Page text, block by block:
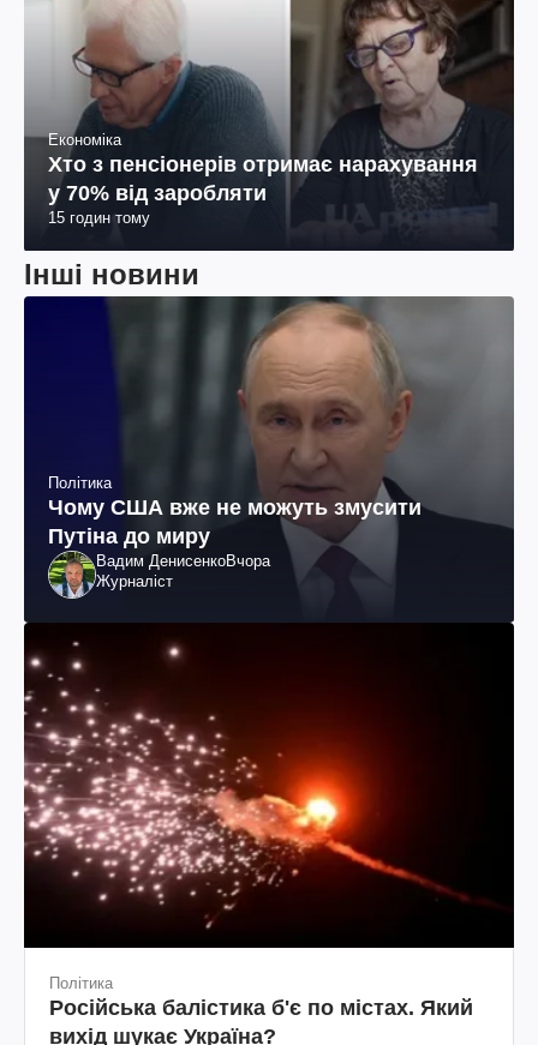
Економіка
Хто з пенсіонерів отримає нарахування
у 70% від заробляти
15 годин тому
Інші новини
Політика
Чому США вже не можуть змусити
Путіна до миру
Вадим ДенисенкоВчора
Журналіст
Політика
Російська балістика б'є по містах. Який
вихід шукає Україна?